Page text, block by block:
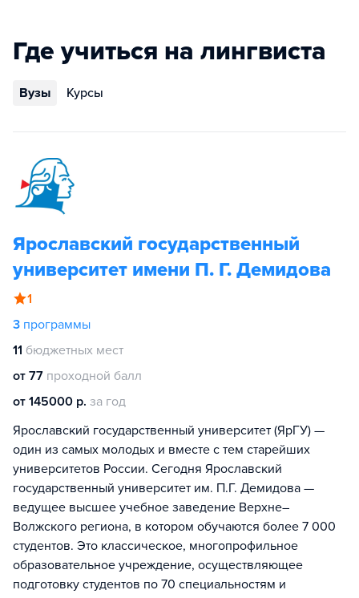
Где учиться на лингвиста
Вузы Курсы
Ярославский государственный
университет имени П. Г. Демидова
1
3 программы
11 бюджетных мест
от 77 проходной балл
от 145000 р. за год
Ярославский государственный университет (ЯрГУ) —
один из самых молодых и вместе с тем старейших
университетов России. Сегодня Ярославский
государственный университет им. П.Г. Демидова —
ведущее высшее учебное заведение Верхне–
Волжского региона, в котором обучаются более 7 000
студентов. Это классическое, многопрофильное
образовательное учреждение, осуществляющее
подготовку студентов по 70 специальностям и